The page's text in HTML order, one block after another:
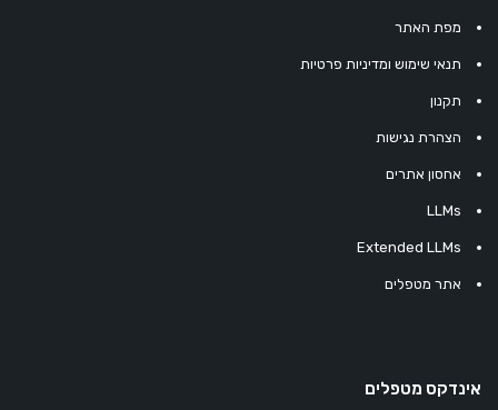
מפת האתר
תנאי שימוש ומדיניות פרטיות
תקנון
הצהרת נגישות
אחסון אתרים
LLMs
Extended LLMs
אתר מטפלים
אינדקס מטפלים